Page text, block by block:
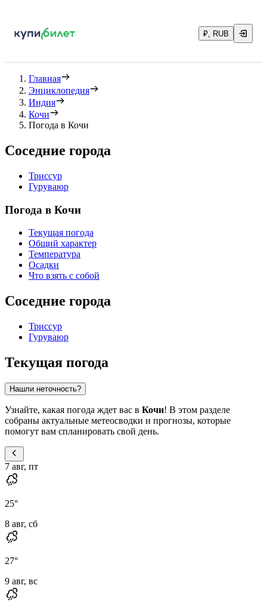
₽, RUB
Главная
Энциклопедия
Индия
Кочи
Погода в Кочи
Соседние города
Триссур
Гуруваюр
Погода в Кочи
Текущая погода
Общий характер
Температура
Осадки
Что взять с собой
Соседние города
Триссур
Гуруваюр
Текущая погода
Нашли неточность?
Узнайте, какая погода ждет вас в Кочи! В этом разделе
собраны актуальные метеосводки и прогнозы, которые
помогут вам спланировать свой день.
7 авг, пт
25°
8 авг, сб
27°
9 авг, вс